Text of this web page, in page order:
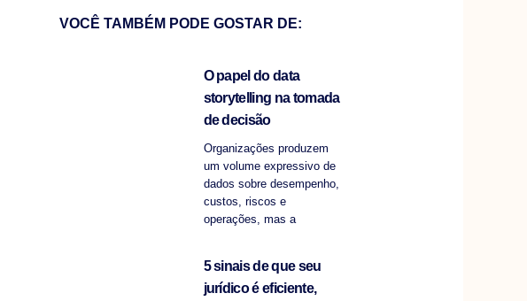
VOCÊ TAMBÉM PODE GOSTAR DE:
O papel do data
storytelling na tomada
de decisão
Organizações produzem
um volume expressivo de
dados sobre desempenho,
custos, riscos e
operações, mas a
5 sinais de que seu
jurídico é eficiente,